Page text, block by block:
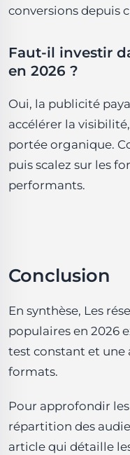
conversions depuis
Faut-il investir
en 2026 ?
Oui, la publicité
accélérer la
portée organique.
puis scalez sur les
performants.
Conclusion
En synthèse, Les
populaires en 2026
test constant et une
formats.
Pour approfondir
répartition des
article qui détaille